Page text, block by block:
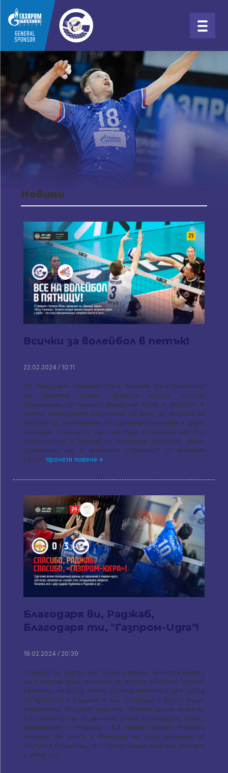
Новини
Всички за волейбол в петък!
22.02.2024 / 10:11
23 Февруари Газпром-Югра приема Угра-Самотлор
на Премиер Арена. Срещите между съседи
обикновено се наричат ​​дерби на Угра, а дербито е
когато принципните съперници се бият до мозъка на
костите си, независимо от турнирната позиция и други
ситуации. Горе-долу така ще бъде. Последно място в
класирането в случая не означава буквално нищо,
„Самотлор“ не е минският „Строител“ от миналия
сезон. прочети повече »
Благодаря ви, Раджаб,
Благодаря ти, "Газпром-Ugra"!
19.02.2024 / 20:39
Отборът на Сургут взе пълен реванш за поражението
си в първия кръг, въпреки че играта, въпреки "сухия"
резултат, не беше лесно. Всичко започна с два удара
на Курбатов и Раджаб в тъч. Ситуацията бързо беше
коригирана: Раджаб участва, Ткачев удари въжето,
2:2. Сервисът ни по диагонал улови подаващата топка.,
реализиран от Родичев - 4:3, първа почивка. Втората
почивка бе взета с блокада на възстановения от
контузия Сподобец., 9:7, Павел Борш веднага реагира
с тайм-аут.